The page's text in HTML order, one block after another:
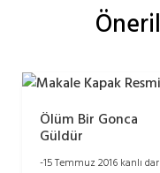
Ölüm Bir Gonca
Güldür
-15 Temmuz 2016 kanlı